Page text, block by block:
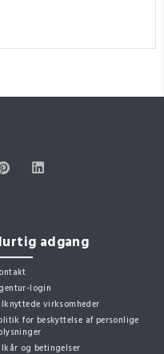
adgang
login
virksomheder
for beskyttelse af personlige
og betingelser